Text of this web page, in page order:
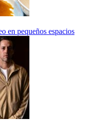
en pequeños espacios